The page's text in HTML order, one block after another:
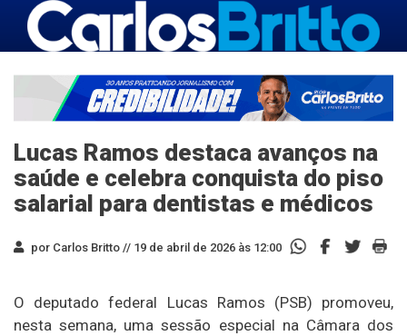
Lucas Ramos destaca avanços na
saúde e celebra conquista do piso
salarial para dentistas e médicos
por Carlos Britto // 19 de abril de 2026 às 12:00
O deputado federal Lucas Ramos (PSB) promoveu,
nesta semana, uma sessão especial na Câmara dos